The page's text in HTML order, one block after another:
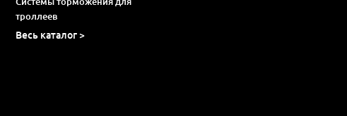
троллеев
Весь каталог >